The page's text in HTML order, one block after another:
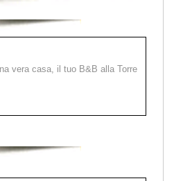
vera casa, il tuo B&B alla Torre